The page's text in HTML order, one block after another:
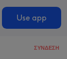
Use app
ΣΎΝΔΕΣΗ